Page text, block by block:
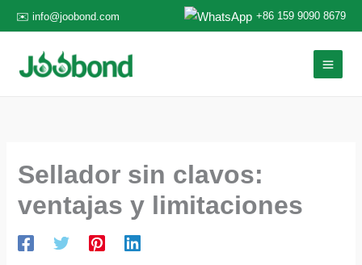
al
contenido
✉️ info@joobond.com +86 159 9090 8679
Sellador sin clavos:
ventajas y limitaciones